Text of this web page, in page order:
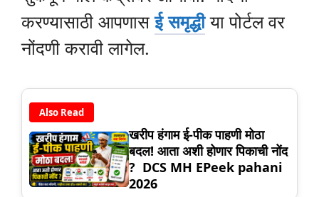
करण्यासाठी आपणासई समृद्धीया पोर्टल वर
नोंदणी करावी लागेल.
Also Read
खरीप हंगाम ई-पीक पाहणी मोठा
बदल! आता अशी होणार पिकाची नोंद
? DCS MH EPeek pahani
2026